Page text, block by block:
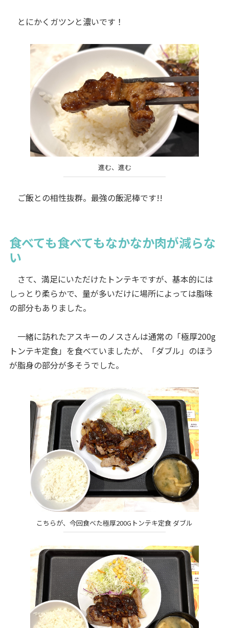
とにかくガツンと濃いです！
進む、進む
ご飯との相性抜群。最強の飯泥棒です!!
食べても食べてもなかなか肉が減らな
い
さて、満足にいただけたトンテキですが、基本的には
しっとり柔らかで、量が多いだけに場所によっては脂味
の部分もありました。
一緒に訪れたアスキーのノスさんは通常の「極厚200g
トンテキ定食」を食べていましたが、「ダブル」のほう
が脂身の部分が多そうでした。
こちらが、今回食べた極厚200Gトンテキ定食 ダブル